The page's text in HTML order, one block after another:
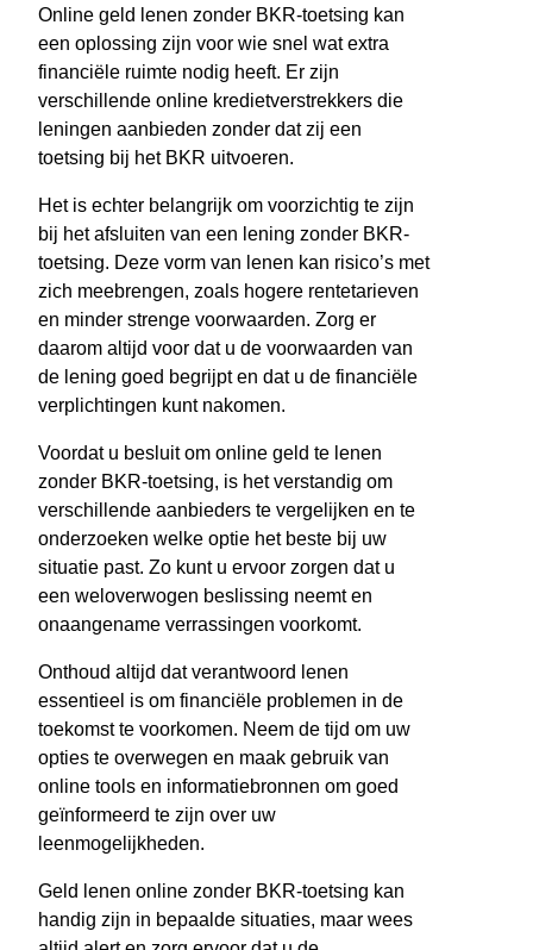
Online geld lenen zonder BKR-toetsing kan
een oplossing zijn voor wie snel wat extra
financiële ruimte nodig heeft. Er zijn
verschillende online kredietverstrekkers die
leningen aanbieden zonder dat zij een
toetsing bij het BKR uitvoeren.
Het is echter belangrijk om voorzichtig te zijn
bij het afsluiten van een lening zonder BKR-
toetsing. Deze vorm van lenen kan risico’s met
zich meebrengen, zoals hogere rentetarieven
en minder strenge voorwaarden. Zorg er
daarom altijd voor dat u de voorwaarden van
de lening goed begrijpt en dat u de financiële
verplichtingen kunt nakomen.
Voordat u besluit om online geld te lenen
zonder BKR-toetsing, is het verstandig om
verschillende aanbieders te vergelijken en te
onderzoeken welke optie het beste bij uw
situatie past. Zo kunt u ervoor zorgen dat u
een weloverwogen beslissing neemt en
onaangename verrassingen voorkomt.
Onthoud altijd dat verantwoord lenen
essentieel is om financiële problemen in de
toekomst te voorkomen. Neem de tijd om uw
opties te overwegen en maak gebruik van
online tools en informatiebronnen om goed
geïnformeerd te zijn over uw
leenmogelijkheden.
Geld lenen online zonder BKR-toetsing kan
handig zijn in bepaalde situaties, maar wees